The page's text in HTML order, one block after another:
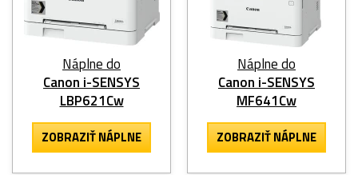
Náplne do
Canon i-SENSYS
LBP621Cw
ZOBRAZIŤ NÁPLNE
Náplne do
Canon i-SENSYS
MF641Cw
ZOBRAZIŤ NÁPLNE